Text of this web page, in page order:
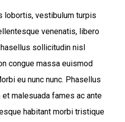
lobortis, vestibulum turpis
venenatis, libero
sollicitudin nisl
congue massa euismod
eu nunc nunc. Phasellus
malesuada fames ac ante
habitant morbi tristique